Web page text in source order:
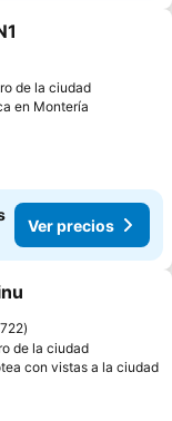
de la ciudad
en Montería
Ver precios
722
de la ciudad
con vistas a la ciudad